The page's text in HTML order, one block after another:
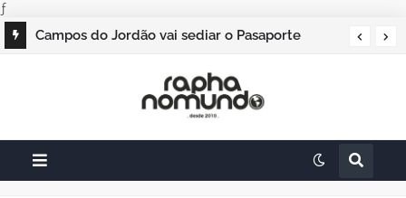
ƒ
Campos do Jordão vai sediar o Pasaporte